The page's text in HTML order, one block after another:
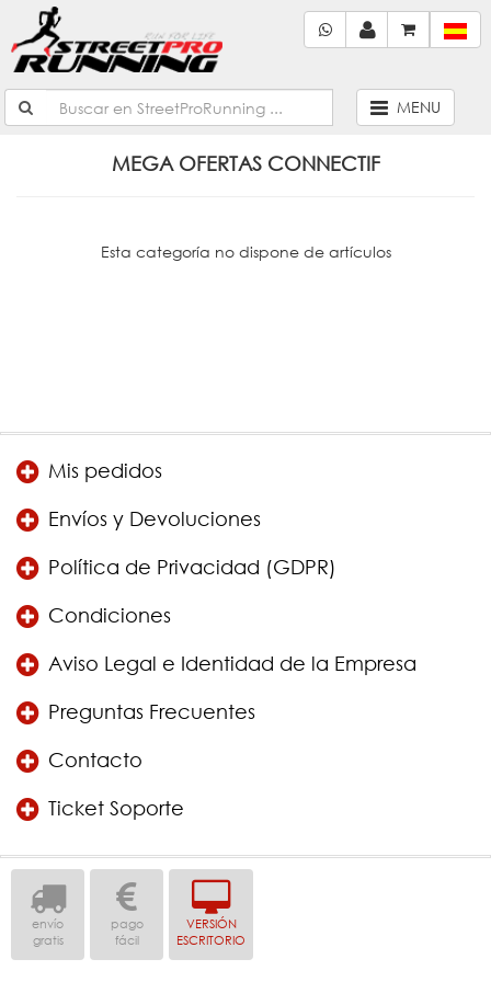
MENU
MEGA OFERTAS CONNECTIF
Esta categoría no dispone de artículos
Mis pedidos
Envíos y Devoluciones
Política de Privacidad (GDPR)
Condiciones
Aviso Legal e Identidad de la Empresa
Preguntas Frecuentes
Contacto
Ticket Soporte
envío
gratis
pago
fácil
VERSIÓN
ESCRITORIO